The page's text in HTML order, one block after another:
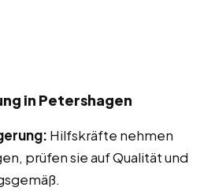
in Petershagen
Hilfskräfte nehmen
prüfen sie auf Qualität und